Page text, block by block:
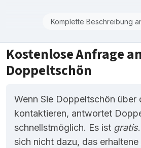
Komplette Beschreibung
Kostenlose Anfrage an
Doppeltschön
Wenn Sie Doppeltschön über
kontaktieren, antwortet
schnellstmöglich. Es ist gratis
sich nicht dazu, das